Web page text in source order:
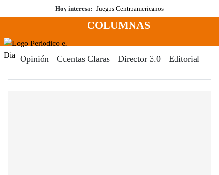
al
Hoy interesa: Juegos Centroamericanos
Menú
COLUMNAS
Opinión Cuentas Claras Director 3.0 Editorial